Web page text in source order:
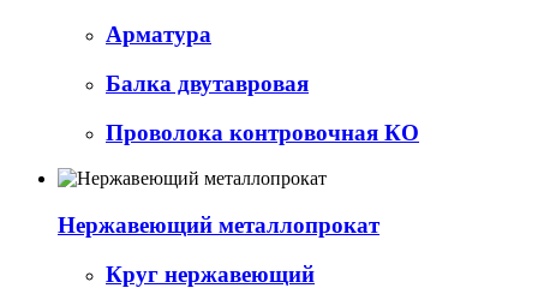
Арматура
Балка двутавровая
Проволока контровочная КО
Нержавеющий металлопрокат
Круг нержавеющий